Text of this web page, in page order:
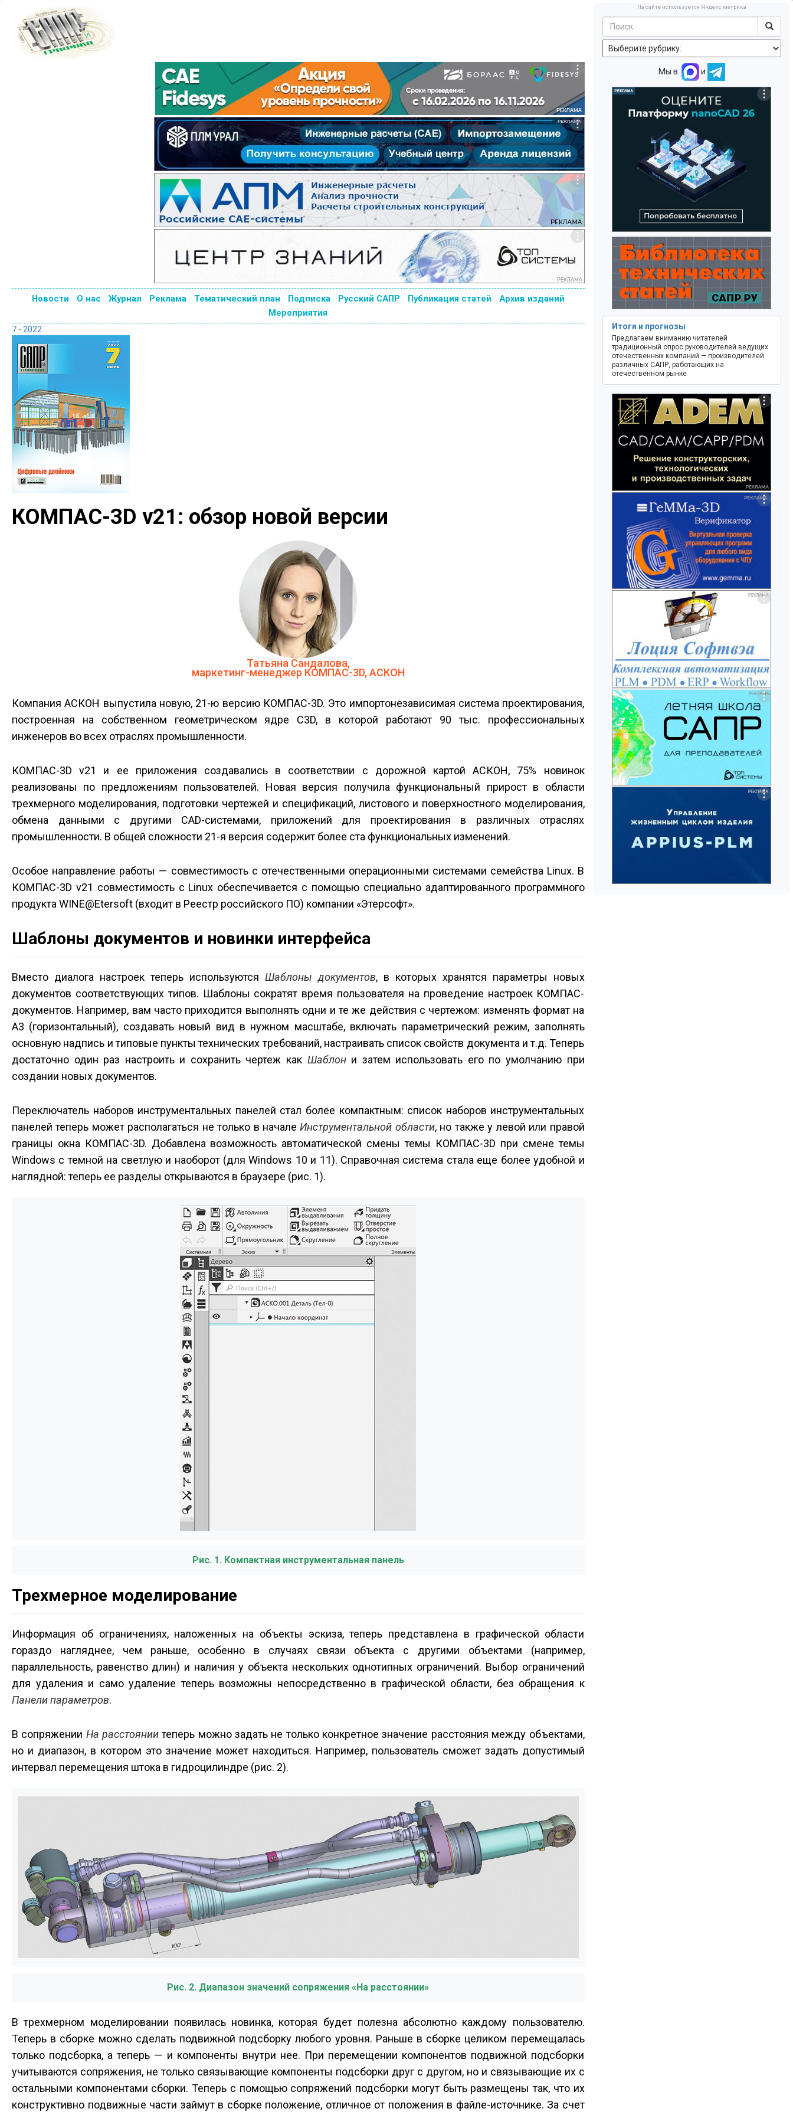
Новости О нас Журнал Реклама Тематический план Подписка Русский САПР Публикация статей
Архив изданий
Мероприятия
7 - 2022
КОМПАС-3D v21: обзор новой версии
Татьяна Сандалова,
маркетинг-менеджер КОМПАС-3D, АСКОН
Компания АСКОН выпустила новую, 21-ю версию КОМПАС-3D. Это импортонезависимая система проектирования,
построенная на собственном геометрическом ядре C3D, в которой работают 90 тыс. профессиональных
инженеров во всех отраслях промышленности.
КОМПАС-3D v21 и ее приложения создавались в соответствии с дорожной картой АСКОН, 75% новинок
реализованы по предложениям пользователей. Новая версия получила функциональный прирост в области
трехмерного моделирования, подготовки чертежей и спецификаций, листового и поверхностного моделирования,
обмена данными с другими CAD-системами, приложений для проектирования в различных отраслях
промышленности. В общей сложности 21-я версия содержит более ста функциональных изменений.
Особое направление работы — совместимость с отечественными операционными системами семейства Linux. В
КОМПАС-3D v21 совместимость с Linux обеспечивается с помощью специально адаптированного программного
продукта WINE@Etersoft (входит в Реестр российского ПО) компании «Этерсофт».
Шаблоны документов и новинки интерфейса
Вместо диалога настроек теперь используются Шаблоны документов, в которых хранятся параметры новых
документов соответствующих типов. Шаблоны сократят время пользователя на проведение настроек КОМПАС-
документов. Например, вам часто приходится выполнять одни и те же действия с чертежом: изменять формат на
А3 (горизонтальный), создавать новый вид в нужном масштабе, включать параметрический режим, заполнять
основную надпись и типовые пункты технических требований, настраивать список свойств документа и т.д. Теперь
достаточно один раз настроить и сохранить чертеж как Шаблони затем использовать его по умолчанию при
создании новых документов.
Переключатель наборов инструментальных панелей стал более компактным: список наборов инструментальных
панелей теперь может располагаться не только в началеИнструментальной области, но также у левой или правой
границы окна КОМПАС-3D. Добавлена возможность автоматической смены темы КОМПАС-3D при смене темы
Windows с темной на светлую и наоборот (для Windows 10 и 11). Справочная система стала еще более удобной и
наглядной: теперь ее разделы открываются в браузере (рис. 1).
Рис. 1. Компактная инструментальная панель
Трехмерное моделирование
Информация об ограничениях, наложенных на объекты эскиза, теперь представлена в графической области
гораздо нагляднее, чем раньше, особенно в случаях связи объекта с другими объектами (например,
параллельность, равенство длин) и наличия у объекта нескольких однотипных ограничений. Выбор ограничений
для удаления и само удаление теперь возможны непосредственно в графической области, без обращения к
Панели параметров.
В сопряжении На расстояниитеперь можно задать не только конкретное значение расстояния между объектами,
но и диапазон, в котором это значение может находиться. Например, пользователь сможет задать допустимый
интервал перемещения штока в гидроцилиндре (рис. 2).
Рис. 2. Диапазон значений сопряжения «На расстоянии»
В трехмерном моделировании появилась новинка, которая будет полезна абсолютно каждому пользователю.
Теперь в сборке можно сделать подвижной подсборку любого уровня. Раньше в сборке целиком перемещалась
только подсборка, а теперь — и компоненты внутри нее. При перемещении компонентов подвижной подсборки
учитываются сопряжения, не только связывающие компоненты подсборки друг с другом, но и связывающие их с
остальными компонентами сборки. Теперь с помощью сопряжений подсборки могут быть размещены так, что их
конструктивно подвижные части займут в сборке положение, отличное от положения в файле-источнике. За счет
На сайте используется Яндекс метрика
Мы в: и
Итоги и прогнозы
Предлагаем вниманию читателей
традиционный опрос руководителей ведущих
отечественных компаний — производителей
различных САПР, работающих на
отечественном рынке